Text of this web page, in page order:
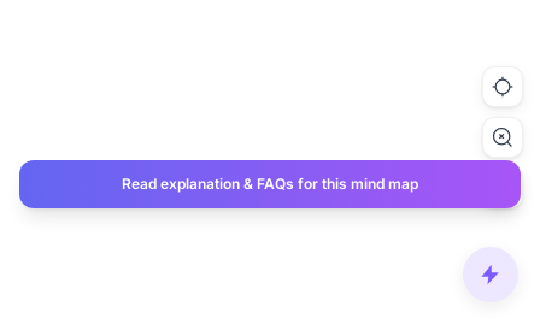
Read explanation & FAQs for this mind map